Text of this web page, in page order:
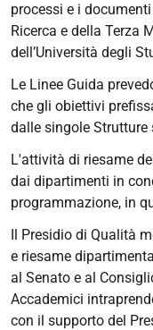
processi e i
Ricerca e della Terza
dell’Università degli
Le Linee Guida
che gli obiettivi
dalle singole
L'attività di riesame
dai dipartimenti in
programmazione, in
Il Presidio di Qualità
e riesame
al Senato e al
Accademici
con il supporto del